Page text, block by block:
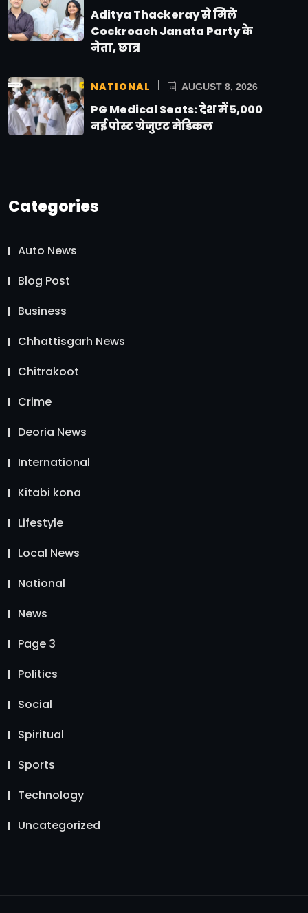
Aditya Thackeray से मिले
Cockroach Janata Party के
नेता, छात्र
NATIONAL AUGUST 8, 2026
PG Medical Seats: देश में 5,000
नई पोस्ट ग्रेजुएट मेडिकल
Categories
Auto News
Blog Post
Business
Chhattisgarh News
Chitrakoot
Crime
Deoria News
International
Kitabi kona
Lifestyle
Local News
National
News
Page 3
Politics
Social
Spiritual
Sports
Technology
Uncategorized